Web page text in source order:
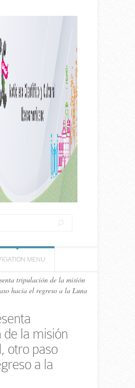
MENU
tripulación de la misión
hacia el regreso a la Luna
la misión
otro paso
a la